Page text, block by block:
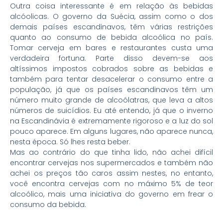
Outra coisa interessante é em relação às bebidas
alcóolicas. O governo da Suécia, assim como o dos
demais países escandinavos, têm várias restrições
quanto ao consumo de bebida alcoólica no país.
Tomar cerveja em bares e restaurantes custa uma
verdadeira fortuna. Parte disso devem-se aos
altíssimos impostos cobrados sobre as bebidas e
também para tentar desacelerar o consumo entre a
população, já que os países escandinavos têm um
número muito grande de alcoólatras, que leva a altos
números de suicídios. Eu até entendo, já que o inverno
na Escandinávia é extremamente rigoroso e a luz do sol
pouco aparece. Em alguns lugares, não aparece nunca,
nesta época. Só lhes resta beber.
Mas ao contrário do que tinha lido, não achei difícil
encontrar cervejas nos supermercados e também não
achei os preços tão caros assim nestes, no entanto,
você encontra cervejas com no máximo 5% de teor
alcoólico, mais uma iniciativa do governo em frear o
consumo da bebida.